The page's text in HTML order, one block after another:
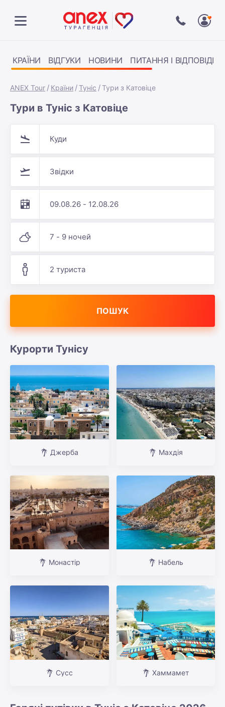
КРАЇНИ ВІДГУКИ НОВИНИ ПИТАННЯ І ВІДПОВІДІ
ANEX Tour Країни Туніс Тури з Катовіце
Тури в Туніс з Катовіце
Куди
Звідки
09.08.26 - 12.08.26
7 - 9 ночей
2 туриста
ПОШУК
Курорти Тунісу
Джерба Махдія
Монастір Набель
Сусс Хаммамет